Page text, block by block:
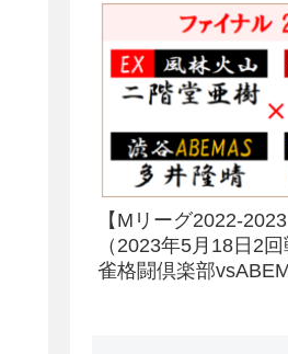
【Mリーグ2022-
（2023年5月18日2
雀格闘倶楽部